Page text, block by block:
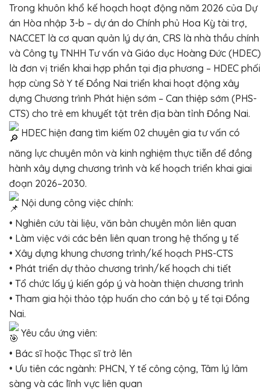
Trong khuôn khổ kế hoạch hoạt động năm 2026 của Dự
án Hòa nhập 3-b – dự án do Chính phủ Hoa Kỳ tài trợ,
NACCET là cơ quan quản lý dự án, CRS là nhà thầu chính
và Công ty TNHH Tư vấn và Giáo dục Hoàng Đức (HDEC)
là đơn vị triển khai hợp phần tại địa phương – HDEC phối
hợp cùng Sở Y tế Đồng Nai triển khai hoạt động xây
dựng Chương trình Phát hiện sớm – Can thiệp sớm (PHS-
CTS) cho trẻ em khuyết tật trên địa bàn tỉnh Đồng Nai.
HDEC hiện đang tìm kiếm 02 chuyên gia tư vấn có
năng lực chuyên môn và kinh nghiệm thực tiễn để đồng
hành xây dựng chương trình và kế hoạch triển khai giai
đoạn 2026–2030.
Nội dung công việc chính:
• Nghiên cứu tài liệu, văn bản chuyên môn liên quan
• Làm việc với các bên liên quan trong hệ thống y tế
• Xây dựng khung chương trình/kế hoạch PHS-CTS
• Phát triển dự thảo chương trình/kế hoạch chi tiết
• Tổ chức lấy ý kiến góp ý và hoàn thiện chương trình
• Tham gia hội thảo tập huấn cho cán bộ y tế tại Đồng
Nai.
Yêu cầu ứng viên:
• Bác sĩ hoặc Thạc sĩ trở lên
• Ưu tiên các ngành: PHCN, Y tế công cộng, Tâm lý lâm
sàng và các lĩnh vực liên quan